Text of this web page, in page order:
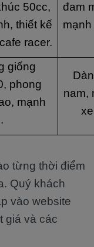
50cc,
thiết kế
racer.
đam
giống
phong
mạnh
nam,
từng thời điểm
Quý khách
vào website
giá và các